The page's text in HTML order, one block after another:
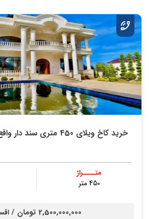
خرید کاخ ویلای 450 متری سند دار واقع در دامنه جنگلی
متــــراژ
450 متر
2,500,000,000 تومان /